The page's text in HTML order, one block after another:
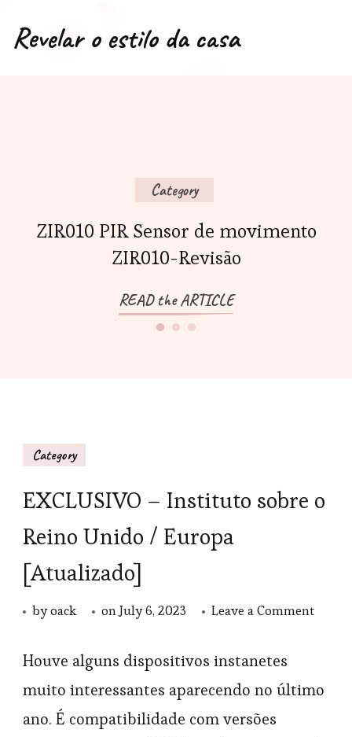
Revelar o estilo da casa
Category
ZIR010 PIR Sensor de movimento
ZIR010-Revisão
READ the ARTICLE
Category
EXCLUSIVO – Instituto sobre o
Reino Unido / Europa
[Atualizado]
byoack onJuly 6, 2023 Leave a Commenton
Houve alguns dispositivos instanetes
muito interessantes aparecendo no último
ano. É compatibilidade com versões